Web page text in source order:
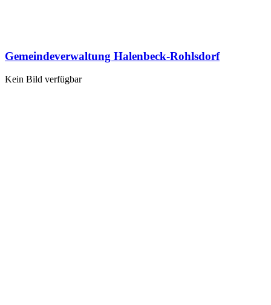
Gemeindeverwaltung Halenbeck-Rohlsdorf
Kein Bild verfügbar